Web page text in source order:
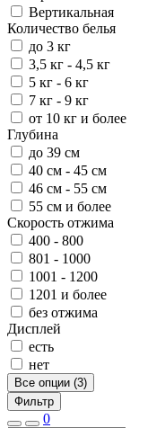
Вертикальная
Количество белья
до 3 кг
3,5 кг - 4,5 кг
5 кг - 6 кг
7 кг - 9 кг
от 10 кг и более
Глубина
до 39 см
40 см - 45 см
46 см - 55 см
55 см и более
Скорость отжима
400 - 800
801 - 1000
1001 - 1200
1201 и более
без отжима
Дисплей
есть
нет
Все опции (3)
Фильтр
0